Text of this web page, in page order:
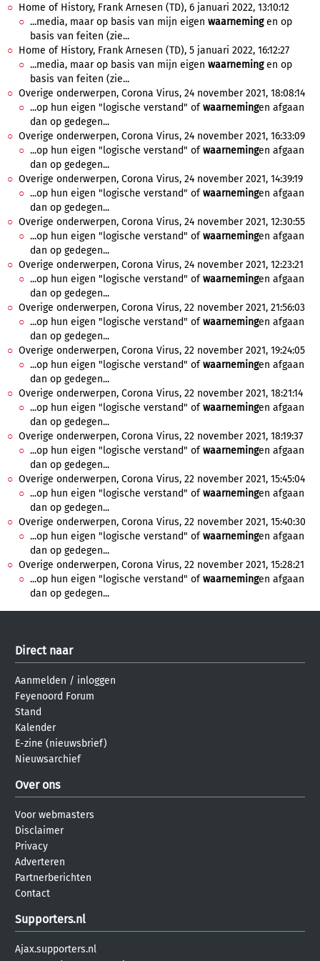
Home of History, Frank Arnesen (TD), 6 januari 2022, 13:10:12
...media, maar op basis van mijn eigen waarnemingen op
basis van feiten (zie...
Home of History, Frank Arnesen (TD), 5 januari 2022, 16:12:27
...media, maar op basis van mijn eigen waarnemingen op
basis van feiten (zie...
Overige onderwerpen, Corona Virus, 24 november 2021, 18:08:14
...op hun eigen "logische verstand" ofwaarnemingen afgaan
dan op gedegen...
Overige onderwerpen, Corona Virus, 24 november 2021, 16:33:09
...op hun eigen "logische verstand" ofwaarnemingen afgaan
dan op gedegen...
Overige onderwerpen, Corona Virus, 24 november 2021, 14:39:19
...op hun eigen "logische verstand" ofwaarnemingen afgaan
dan op gedegen...
Overige onderwerpen, Corona Virus, 24 november 2021, 12:30:55
...op hun eigen "logische verstand" ofwaarnemingen afgaan
dan op gedegen...
Overige onderwerpen, Corona Virus, 24 november 2021, 12:23:21
...op hun eigen "logische verstand" ofwaarnemingen afgaan
dan op gedegen...
Overige onderwerpen, Corona Virus, 22 november 2021, 21:56:03
...op hun eigen "logische verstand" ofwaarnemingen afgaan
dan op gedegen...
Overige onderwerpen, Corona Virus, 22 november 2021, 19:24:05
...op hun eigen "logische verstand" ofwaarnemingen afgaan
dan op gedegen...
Overige onderwerpen, Corona Virus, 22 november 2021, 18:21:14
...op hun eigen "logische verstand" ofwaarnemingen afgaan
dan op gedegen...
Overige onderwerpen, Corona Virus, 22 november 2021, 18:19:37
...op hun eigen "logische verstand" ofwaarnemingen afgaan
dan op gedegen...
Overige onderwerpen, Corona Virus, 22 november 2021, 15:45:04
...op hun eigen "logische verstand" ofwaarnemingen afgaan
dan op gedegen...
Overige onderwerpen, Corona Virus, 22 november 2021, 15:40:30
...op hun eigen "logische verstand" ofwaarnemingen afgaan
dan op gedegen...
Overige onderwerpen, Corona Virus, 22 november 2021, 15:28:21
...op hun eigen "logische verstand" ofwaarnemingen afgaan
dan op gedegen...
Direct naar
Aanmelden / inloggen
Feyenoord Forum
Stand
Kalender
E-zine (nieuwsbrief)
Nieuwsarchief
Over ons
Voor webmasters
Disclaimer
Privacy
Adverteren
Partnerberichten
Contact
Supporters.nl
Ajax.supporters.nl